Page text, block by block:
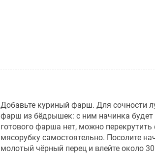
Добавьте куриный фарш. Для сочности
фарш из бёдрышек: с ним начинка будет
готового фарша нет, можно перекрутить
мясорубку самостоятельно. Посолите
молотый чёрный перец и влейте около